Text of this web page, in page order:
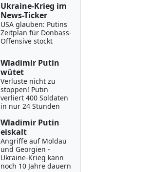
Ukraine-Krieg im
News-Ticker
USA glauben: Putins
Zeitplan für Donbass-
Offensive stockt
Wladimir Putin
wütet
Verluste nicht zu
stoppen! Putin
verliert 400 Soldaten
in nur 24 Stunden
Wladimir Putin
eiskalt
Angriffe auf Moldau
und Georgien -
Ukraine-Krieg kann
noch 10 Jahre dauern